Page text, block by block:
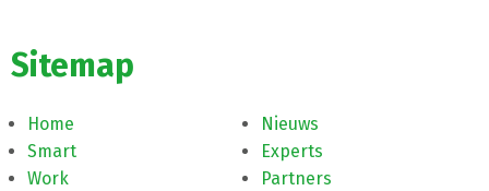
Sitemap
Home
Smart
Work
Nieuws
Experts
Partners